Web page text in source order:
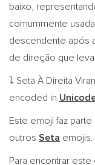
baixo,
comummente
descendente após
de direção que
⤵️ Seta À Direita
encoded in
Este emoji faz parte
outros Seta emojis.
Para encontrar